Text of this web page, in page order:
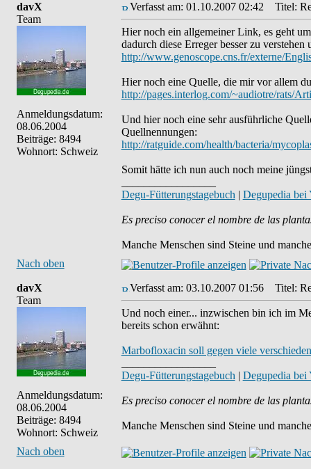
davX
Team
Anmeldungsdatum:
08.06.2004
Beiträge: 8494
Wohnort: Schweiz
Verfasst am: 01.10.2007 02:42 Titel:
Hier noch ein allgemeiner Link, es geht
dadurch diese Erreger besser zu
http://www.genoscope.cns.fr/externe/
Hier noch eine Quelle, die mir vor allem
http://pages.interlog.com/~audiotre/rats/
Und hier noch eine sehr ausführliche
Quellnennungen:
http://ratguide.com/health/bacteria/
Somit hätte ich nun auch noch meine
Degu-Fütterungstagebuch | Degupedia bei
Es preciso conocer el nombre de las
Manche Menschen sind Steine und
Nach oben
davX
Team
Anmeldungsdatum:
08.06.2004
Beiträge: 8494
Wohnort: Schweiz
Verfasst am: 03.10.2007 01:56 Titel:
Und noch einer... inzwischen bin ich im
bereits schon erwähnt:
Marbofloxacin soll gegen viele
Degu-Fütterungstagebuch | Degupedia bei
Es preciso conocer el nombre de las
Manche Menschen sind Steine und
Nach oben